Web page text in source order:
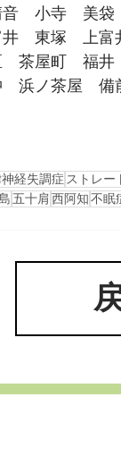
　小寺　美
　東塚　上
茶屋町　福
　浜ノ茶屋　
神経失調症 ストレー
五十肩西阿知不眠